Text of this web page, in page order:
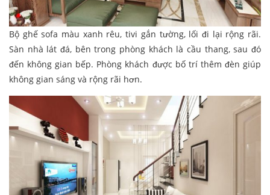
Bộ ghế sofa màu xanh rêu, tivi gắn tường, lối đi lại rộng rãi.
Sàn nhà lát đá, bên trong phòng khách là cầu thang, sau đó
đến không gian bếp. Phòng khách được bố trí thêm đèn giúp
không gian sáng và rộng rãi hơn.